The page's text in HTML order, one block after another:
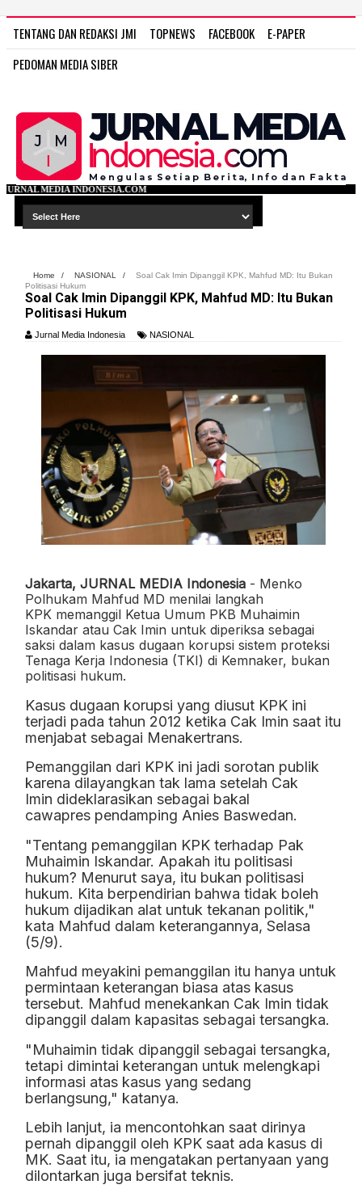
TENTANG DAN REDAKSI JMI TOPNEWS FACEBOOK
E-PAPER
PEDOMAN MEDIA SIBER
Home / NASIONAL /
Soal Cak Imin Dipanggil KPK, Mahfud MD: Itu Bukan
Politisasi Hukum
Soal Cak Imin Dipanggil KPK, Mahfud MD: Itu Bukan
Politisasi Hukum
Jurnal Media Indonesia NASIONAL
Jakarta, JURNAL MEDIA Indonesia - Menko
Polhukam Mahfud MD menilai langkah
KPK memanggil Ketua Umum PKB Muhaimin
Iskandar atau Cak Imin untuk diperiksa sebagai
saksi dalam kasus dugaan korupsi sistem proteksi
Tenaga Kerja Indonesia (TKI) di Kemnaker, bukan
politisasi hukum.
Kasus dugaan korupsi yang diusut KPK ini
terjadi pada tahun 2012 ketika Cak Imin saat itu
menjabat sebagai Menakertrans.
Pemanggilan dari KPK ini jadi sorotan publik
karena dilayangkan tak lama setelah Cak
Imin dideklarasikan sebagai bakal
cawapres pendamping Anies Baswedan.
"Tentang pemanggilan KPK terhadap Pak
Muhaimin Iskandar. Apakah itu politisasi
hukum? Menurut saya, itu bukan politisasi
hukum. Kita berpendirian bahwa tidak boleh
hukum dijadikan alat untuk tekanan politik,"
kata Mahfud dalam keterangannya, Selasa
(5/9).
Mahfud meyakini pemanggilan itu hanya untuk
permintaan keterangan biasa atas kasus
tersebut. Mahfud menekankan Cak Imin tidak
dipanggil dalam kapasitas sebagai tersangka.
"Muhaimin tidak dipanggil sebagai tersangka,
tetapi dimintai keterangan untuk melengkapi
informasi atas kasus yang sedang
berlangsung," katanya.
Lebih lanjut, ia mencontohkan saat dirinya
pernah dipanggil oleh KPK saat ada kasus di
MK. Saat itu, ia mengatakan pertanyaan yang
dilontarkan juga bersifat teknis.